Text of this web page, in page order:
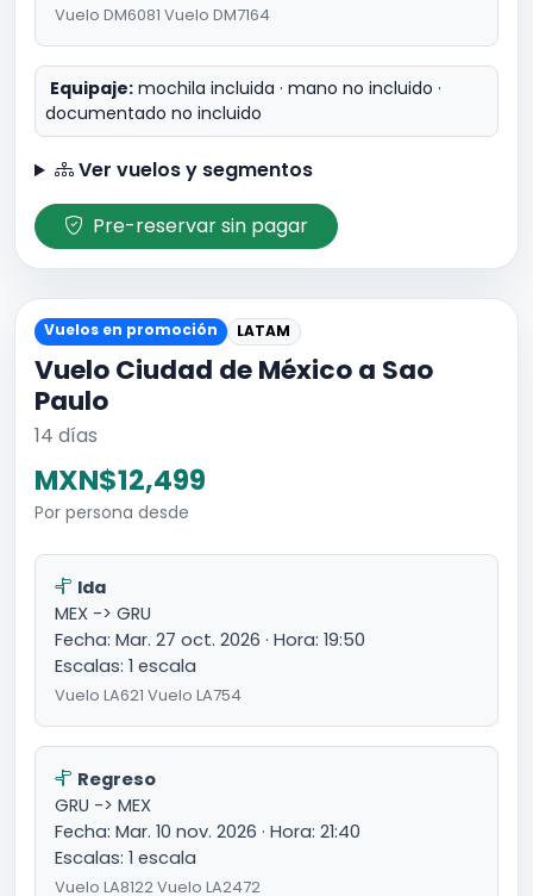
Vuelo DM6081 Vuelo DM7164
Equipaje: mochila incluida · mano no incluido ·
documentado no incluido
Ver vuelos y segmentos
Pre-reservar sin pagar
Vuelos en promoción LATAM
Vuelo Ciudad de México a Sao
Paulo
14 días
MXN$12,499
Por persona desde
Ida
MEX -> GRU
Fecha: Mar. 27 oct. 2026 · Hora: 19:50
Escalas: 1 escala
Vuelo LA621 Vuelo LA754
Regreso
GRU -> MEX
Fecha: Mar. 10 nov. 2026 · Hora: 21:40
Escalas: 1 escala
Vuelo LA8122 Vuelo LA2472